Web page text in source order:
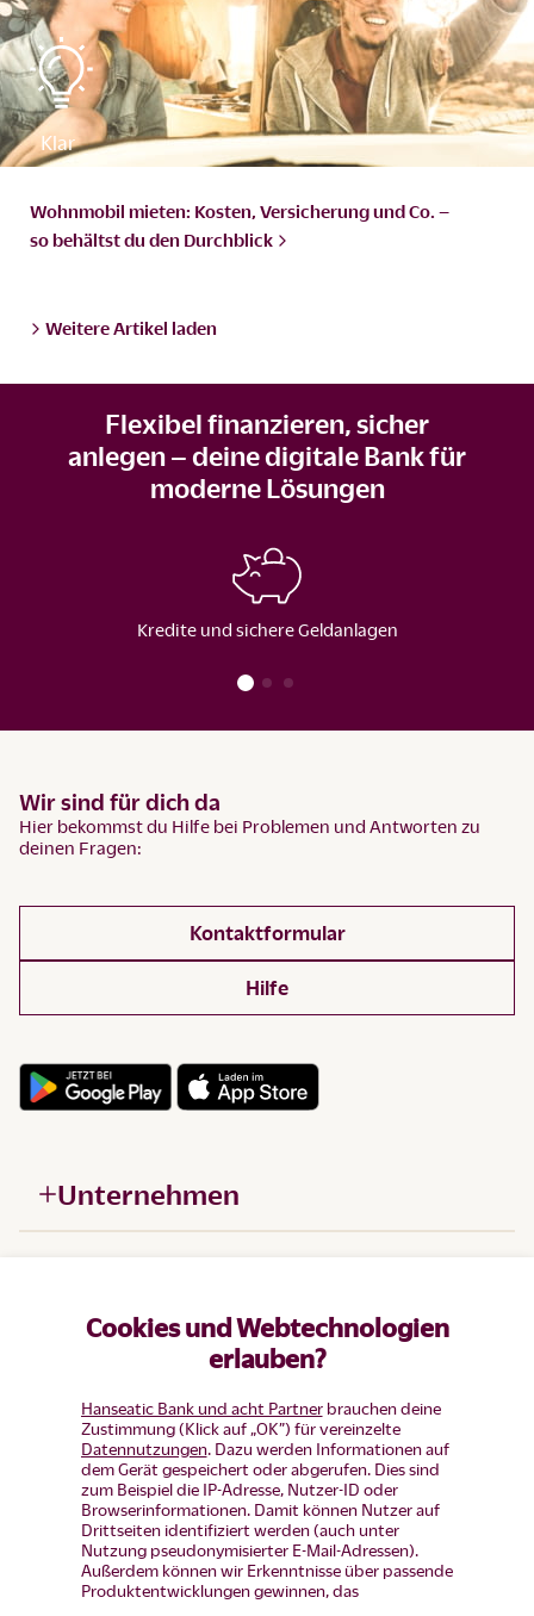
Cookies und Webtechnologien
erlauben?
Hanseatic Bank und acht Partnerbrauchen deine
Zustimmung (Klick auf „OK”) für vereinzelte
Datennutzungen. Dazu werden Informationen auf
dem Gerät gespeichert oder abgerufen. Dies sind
zum Beispiel die IP-Adresse, Nutzer-ID oder
Browserinformationen. Damit können Nutzer auf
Drittseiten identifiziert werden (auch unter
Nutzung pseudonymisierter E-Mail-Adressen).
Außerdem können wir Erkenntnisse über passende
Produktentwicklungen gewinnen, das
Wohnmobil mieten: Kosten, Versicherung und Co. –
so behältst du den Durchblick
Weitere Artikel laden
Flexibel finanzieren, sicher
anlegen – deine digitale Bank für
moderne Lösungen
Kredite und sichere Geldanlagen
Wir sind für dich da
Hier bekommst du Hilfe bei Problemen und Antworten zu
deinen Fragen:
Kontaktformular
Hilfe
Unternehmen
Produkte